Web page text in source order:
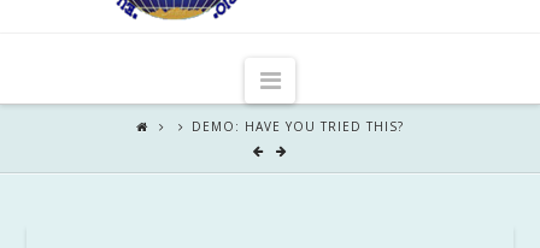
Navigation
DEMO: HAVE YOU TRIED THIS?